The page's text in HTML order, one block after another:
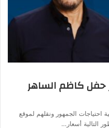
حفل كاظم الساهر
احتياجات الجمهور ونقلهم لموقع
التالية أسعار…